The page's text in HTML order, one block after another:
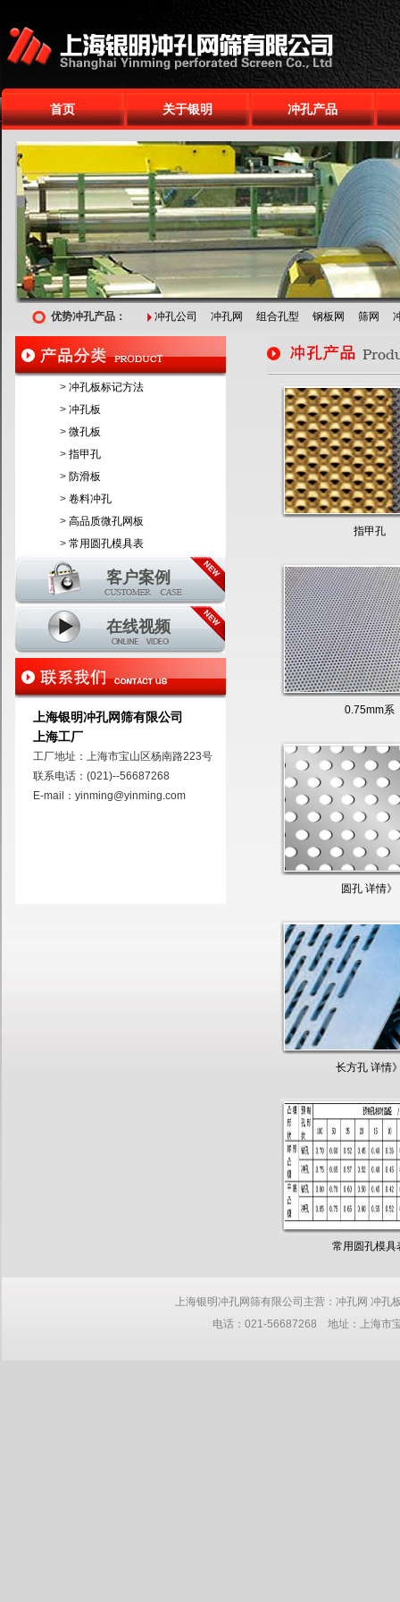
首页 关于银明 冲孔产品
优势冲孔产品： 冲孔公司 冲孔网 组合孔型 钢板网 筛网
> 冲孔板标记方法
> 冲孔板
> 微孔板
> 指甲孔
> 防滑板
> 卷料冲孔
> 高品质微孔网板
> 常用圆孔模具表
客户案例
在线视频
上海银明冲孔网筛有限公司
上海工厂
工厂地址：上海市宝山区杨南路223号
联系电话：(021)--56687268
E-mail：yinming@yinming.com
指甲孔
0.75mm系
圆孔 详情》
长方孔 详情
常用圆孔模具
上海银明冲孔网筛有限公司主营：冲孔网 冲
电话：021-56687268 地址：上海市